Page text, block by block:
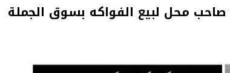
محل لبيع الفواكه بسوق الجملة